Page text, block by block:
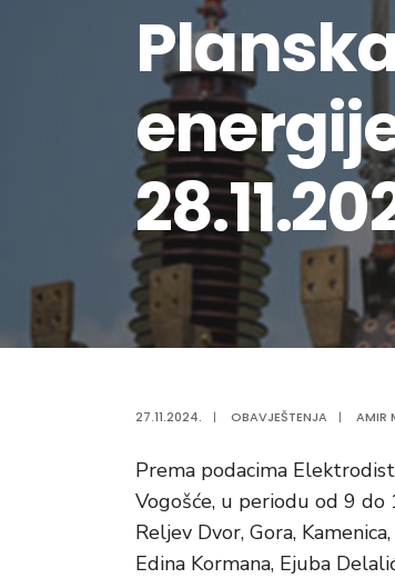
27.11.2024. | OBAVJEŠTENJA | AMIR
Prema podacima
Vogošće, u periodu od 9 do
Reljev Dvor, Gora,
Edina Kormana, Ejuba